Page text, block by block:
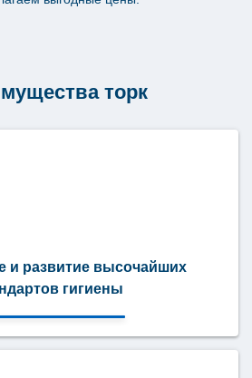
торк
и развитие высочайших
гигиены